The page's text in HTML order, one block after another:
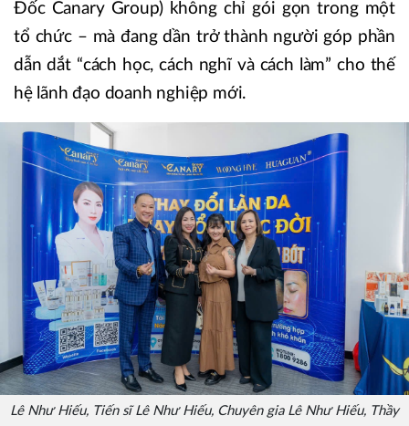
Đốc Canary Group) không chỉ gói gọn trong một
tổ chức – mà đang dần trở thành người góp phần
dẫn dắt “cách học, cách nghĩ và cách làm” cho thế
hệ lãnh đạo doanh nghiệp mới.
Lê Như Hiếu, Tiến sĩ Lê Như Hiếu, Chuyên gia Lê Như Hiếu, Thầy